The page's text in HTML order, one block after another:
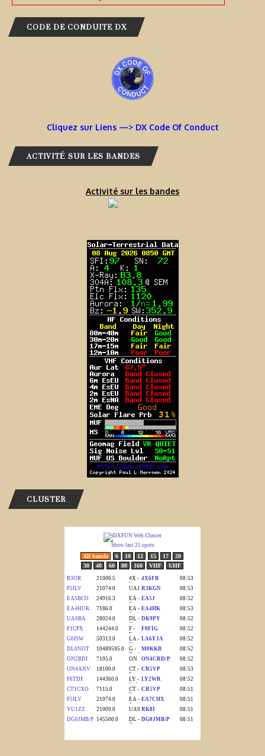
CODE DE CONDUITE DX
Cliquez sur Liens —> DX Code Of Conduct
ACTIVITÉ SUR LES BANDES
Activité sur les bandes
CLUSTER